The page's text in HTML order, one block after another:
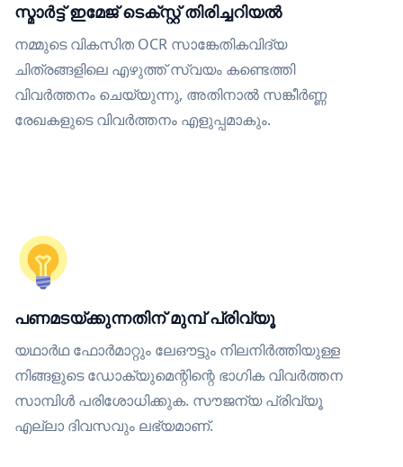
സ്മാർട്ട് ഇമേജ് ടെക്സ്റ്റ് തിരിച്ചറിയൽ
നമ്മുടെ വികസിത OCR സാങ്കേതികവിദ്യ
ചിത്രങ്ങളിലെ എഴുത്ത് സ്വയം കണ്ടെത്തി
വിവർത്തനം ചെയ്യുന്നു, അതിനാൽ സങ്കീർണ്ണ
രേഖകളുടെ വിവർത്തനം എളുപ്പമാകും.
പണമടയ്ക്കുന്നതിന് മുമ്പ് പ്രിവ്യൂ
യഥാർഥ ഫോർമാറ്റും ലേഔട്ടും നിലനിർത്തിയുള്ള
നിങ്ങളുടെ ഡോക്യുമെന്റിന്റെ ഭാഗിക വിവർത്തന
സാമ്പിൾ പരിശോധിക്കുക. സൗജന്യ പ്രിവ്യൂ
എല്ലാ ദിവസവും ലഭ്യമാണ്.